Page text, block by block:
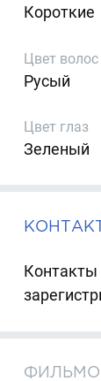
Короткие
Цвет волос
Русый
Цвет глаз
Зеленый
Контакты